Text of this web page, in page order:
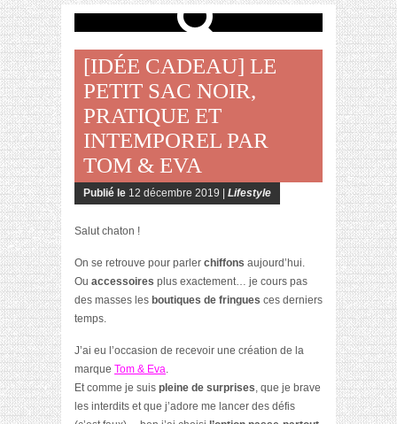
[IDÉE CADEAU] LE
PETIT SAC NOIR,
PRATIQUE ET
INTEMPOREL PAR
TOM & EVA
Publié le 12 décembre 2019 | Lifestyle
Salut chaton !
On se retrouve pour parler chiffons aujourd’hui.
Ou accessoires plus exactement… je cours pas
des masses les boutiques de fringues ces derniers
temps.
J’ai eu l’occasion de recevoir une création de la
marque Tom & Eva.
Et comme je suis pleine de surprises, que je brave
les interdits et que j’adore me lancer des défis